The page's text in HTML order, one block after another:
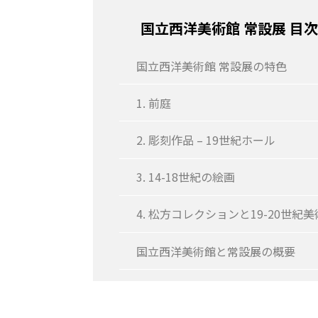
国立西洋美術館 常設展 目次
国立西洋美術館 常設展の特色
1. 前庭
2. 彫刻作品 – 19世紀ホール
3. 14-18世紀の絵画
4. 松方コレクションと19-20世紀美
国立西洋美術館と常設展の概要